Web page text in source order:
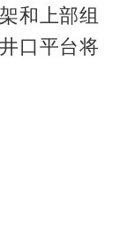
和上部组
口平台将